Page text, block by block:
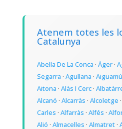
Atenem totes les
Catalunya
Abella De La Conca · Àger·
Segarra · Agullana ·
Aitona · Alàs I Cerc·
Alcanó · Alcarràs · Alcoletge ·
Carles · Alfarràs · Alfés ·
Alió · Almacelles · Almatret·